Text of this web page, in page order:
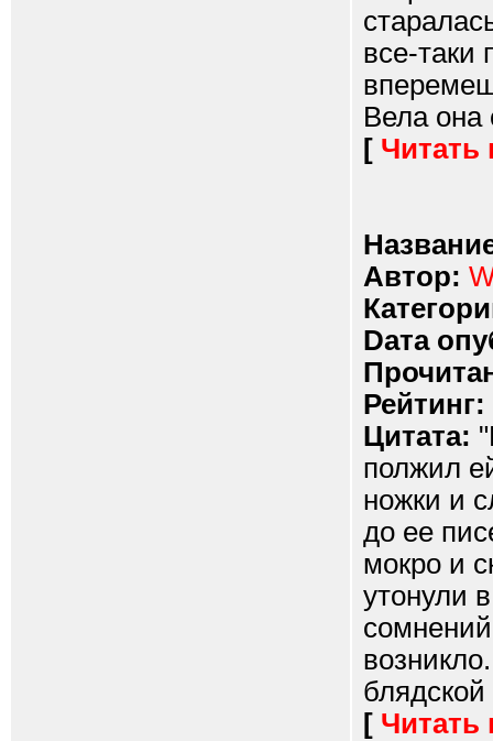
все-таки
Вела она
[ Читать
Автор:
Dата
Рейтинг:
Цитата:
полжил
ножки и
до ее
мокро и
утонули
[ Читать